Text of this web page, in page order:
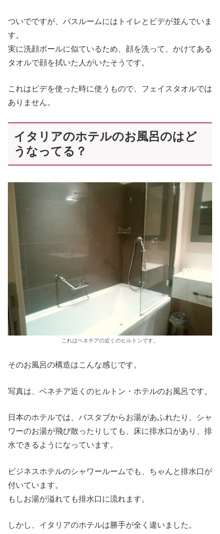
ついでですが、バスルームにはトイレとビデが並んでいま
す。
実に洗顔ボールに似ているため、顔を洗って、かけてある
タオルで顔を拭いた人がいたそうです。
これはビデを使った時に使うもので、フェイスタオルでは
ありません。
イタリアのホテルのお風呂のはど
うなってる？
これはベネチアの近くのヒルトンです。
そのお風呂の構造はこんな感じです。
写真は、ベネチア近くのヒルトン・ホテルのお風呂です。
日本のホテルでは、バスタブからお湯があふれたり、シャ
ワーのお湯が飛び散ったりしても、床に排水口があり、排
水できるようになっています。
ビジネスホテルのシャワールームでも、ちゃんと排水口が
付いています。
もしお湯が溢れても排水口に流れます。
しかし、イタリアのホテルは勝手が全く違いました。